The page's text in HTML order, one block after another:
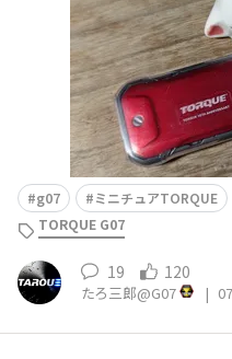
g07 ミニチュアTORQUE
TORQUE G07
19 120
たろ三郎@G07 |